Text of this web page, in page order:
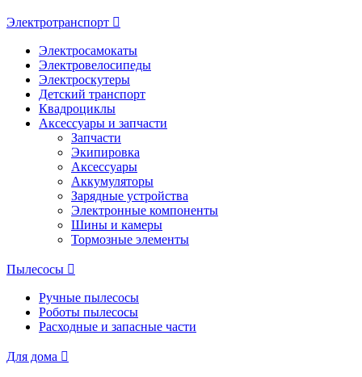
Электротранспорт
Электросамокаты
Электровелосипеды
Электроскутеры
Детский транспорт
Квадроциклы
Аксессуары и запчасти
Запчасти
Экипировка
Аксессуары
Аккумуляторы
Зарядные устройства
Электронные компоненты
Шины и камеры
Тормозные элементы
Пылесосы
Ручные пылесосы
Роботы пылесосы
Расходные и запасные части
Для дома